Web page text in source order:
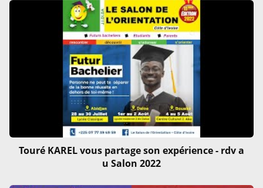
Touré KAREL vous partage son expérience - rdv a
u Salon 2022